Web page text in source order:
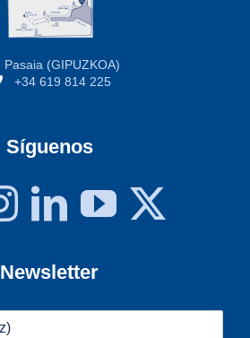
Pasaia (GIPUZKOA)
+34 619 814 225
Síguenos
Newsletter